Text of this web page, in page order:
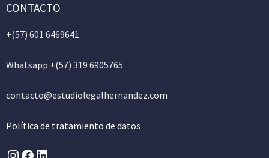
CONTACTO
+(57) 601 6469641
Whatsapp +(57) 319 6905765
contacto@estudiolegalhernandez.com
Política de tratamiento de datos